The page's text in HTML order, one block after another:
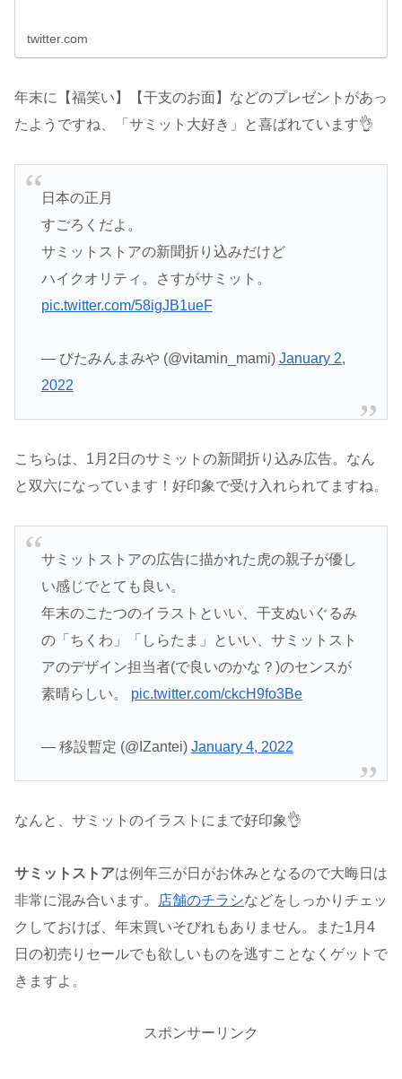
twitter.com
年末に【福笑い】【干支のお面】などのプレゼントがあっ
たようですね、「サミット大好き」と喜ばれています👌
日本の正月
すごろくだよ。
サミットストアの新聞折り込みだけど
ハイクオリティ。さすがサミット。
pic.twitter.com/58igJB1ueF
— びたみんまみや (@vitamin_mami) January 2,
2022
こちらは、1月2日のサミットの新聞折り込み広告。なん
と双六になっています！好印象で受け入れられてますね。
サミットストアの広告に描かれた虎の親子が優し
い感じでとても良い。
年末のこたつのイラストといい、干支ぬいぐるみ
の「ちくわ」「しらたま」といい、サミットスト
アのデザイン担当者(で良いのかな？)のセンスが
素晴らしい。 pic.twitter.com/ckcH9fo3Be
— 移設暫定 (@IZantei) January 4, 2022
なんと、サミットのイラストにまで好印象👌
サミットストアは例年三が日がお休みとなるので大晦日は
非常に混み合います。
店舗のチラシなどをしっかりチェッ
クしておけば、年末買いそびれもありません。また1月4
日の初売りセールでも欲しいものを逃すことなくゲットで
きますよ。
スポンサーリンク